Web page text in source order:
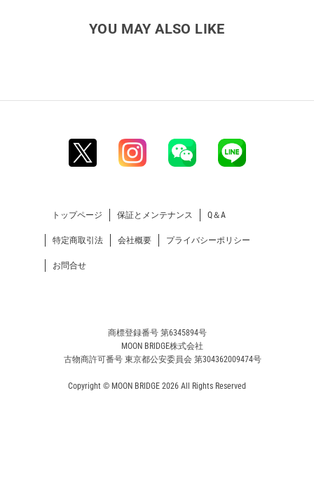
YOU MAY ALSO LIKE
トップページ 保証とメンテナンス Q＆A
特定商取引法 会社概要 プライバシーポリシー
お問合せ
商標登録番号 第6345894号
MOON BRIDGE株式会社
古物商許可番号 東京都公安委員会 第304362009474号
Copyright © MOON BRIDGE 2026 All Rights Reserved